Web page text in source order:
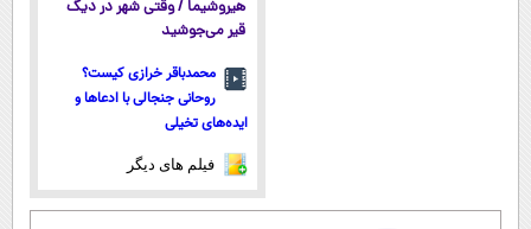
هیروشیما / وقتی شهر در دیگ
قیر می‌جوشید
محمدباقر خرازی کیست؟
روحانی جنجالی با ادعاها و
ایده‌های تخیلی
فیلم های دیگر